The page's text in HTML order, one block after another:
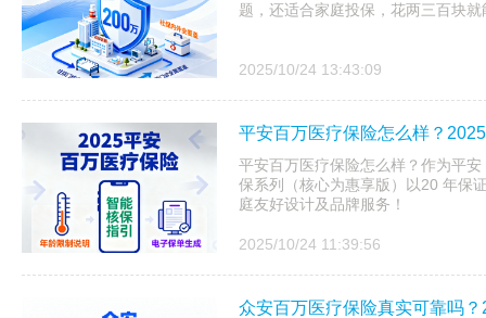
题，还适合家庭投保，花两三百块
2025/10/24 13:43:09
平安百万医疗保险怎么样？
平安百万医疗保险怎么样？作为平
保系列（核心为惠享版）以20 年保
庭友好设计及品牌服务！
2025/10/24 11:39:56
众安百万医疗保险真实可靠吗